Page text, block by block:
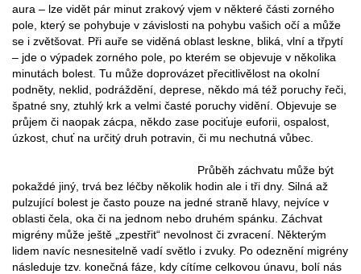
aura – lze vidět pár minut zrakový vjem v některé části zorného
pole, který se pohybuje v závislosti na pohybu vašich očí a může
se i zvětšovat. Při auře se viděná oblast leskne, bliká, vlní a třpytí
– jde o výpadek zorného pole, po kterém se objevuje v několika
minutách bolest. Tu může doprovázet přecitlivělost na okolní
podněty, neklid, podráždění, deprese, někdo má též poruchy řeči,
špatné sny, ztuhlý krk a velmi časté poruchy vidění. Objevuje se
průjem či naopak zácpa, někdo zase pociťuje euforii, ospalost,
úzkost, chuť na určitý druh potravin, či mu nechutná vůbec.
Průběh záchvatu může být
pokaždé jiný, trvá bez léčby několik hodin ale i tři dny. Silná až
pulzující bolest je často pouze na jedné straně hlavy, nejvíce v
oblasti čela, oka či na jednom nebo druhém spánku. Záchvat
migrény může ještě „zpestřit“ nevolnost či zvracení. Některým
lidem navíc nesnesitelně vadí světlo i zvuky. Po odeznění migrény
následuje tzv. konečná fáze, kdy cítíme celkovou únavu, bolí nás